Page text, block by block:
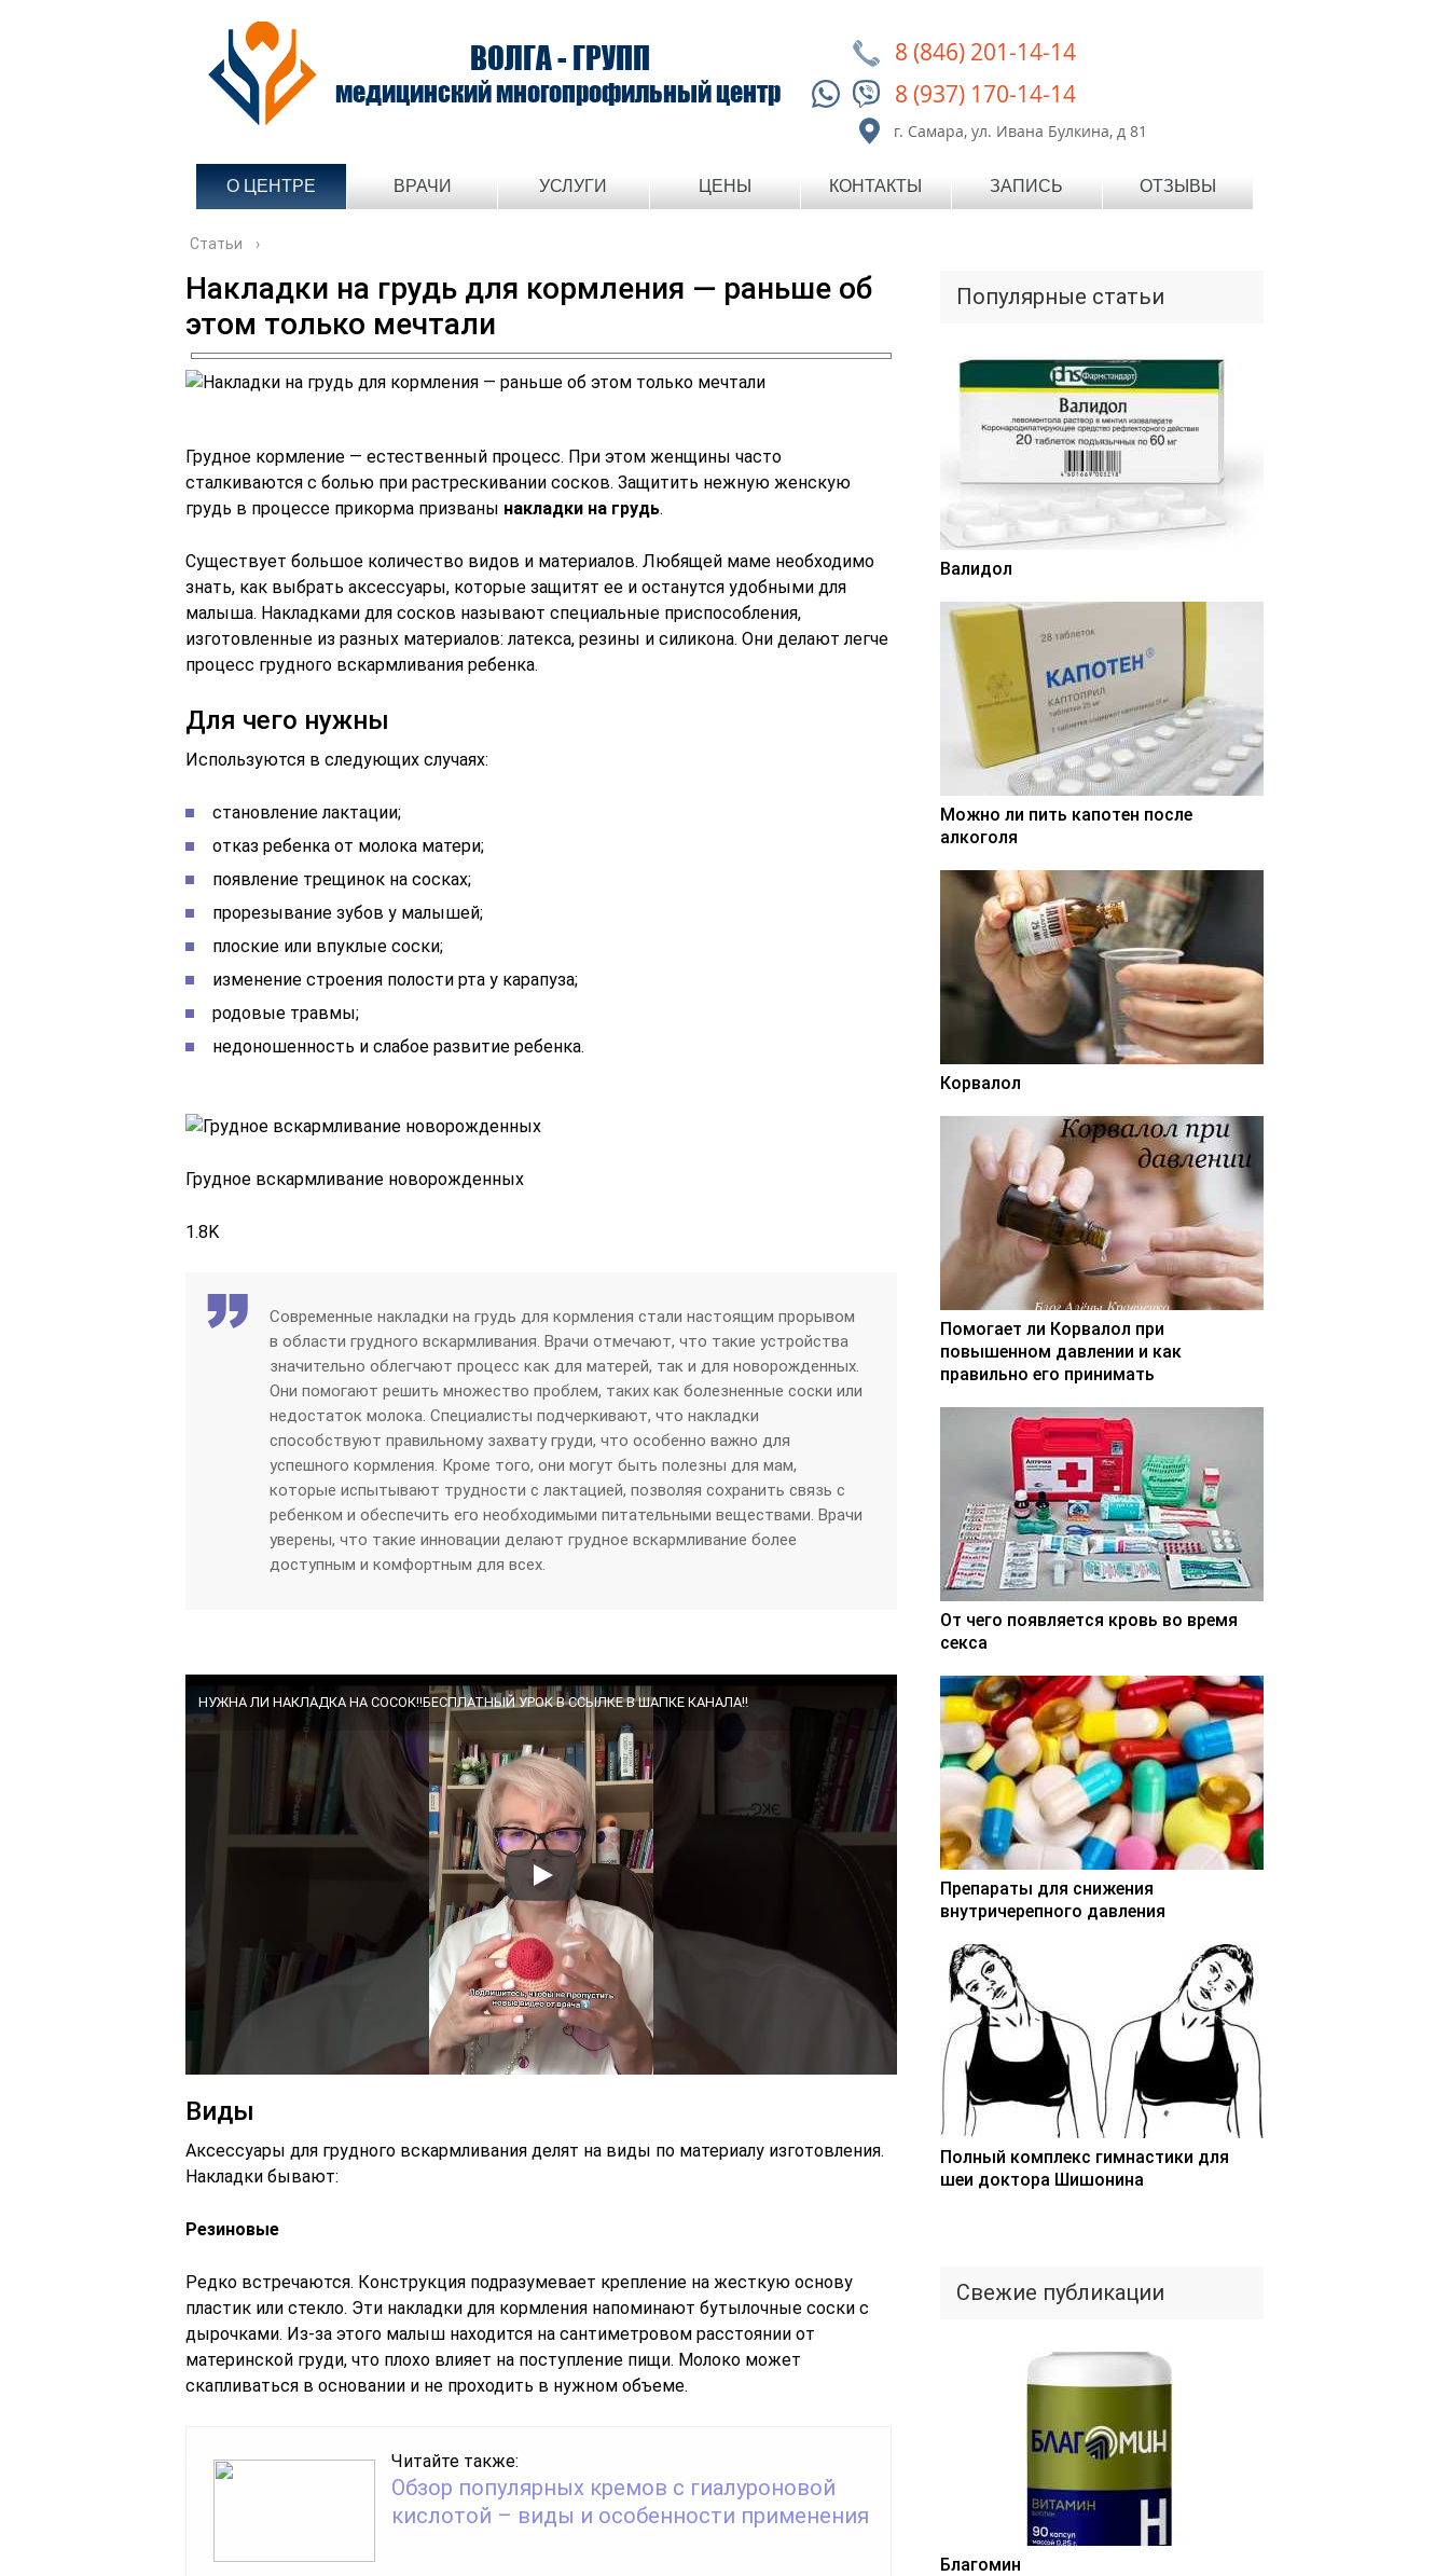
ВОЛГА - ГРУПП
медицинский многопрофильный центр
8 (846) 201-14-14
8 (937) 170-14-14
г. Самара, ул. Ивана Булкина, д 81
О ЦЕНТРЕ ВРАЧИ УСЛУГИ ЦЕНЫ КОНТАКТЫ ЗАПИСЬ ОТЗЫВЫ
Статьи ›
Накладки на грудь для кормления — раньше об
этом только мечтали
Грудное кормление ― естественный процесс. При этом женщины часто
сталкиваются с болью при растрескивании сосков. Защитить нежную женскую
грудь в процессе прикорма призваны накладки на грудь.
Существует большое количество видов и материалов. Любящей маме необходимо
знать, как выбрать аксессуары, которые защитят ее и останутся удобными для
малыша. Накладками для сосков называют специальные приспособления,
изготовленные из разных материалов: латекса, резины и силикона. Они делают легче
процесс грудного вскармливания ребенка.
Для чего нужны
Используются в следующих случаях:
становление лактации;
отказ ребенка от молока матери;
появление трещинок на сосках;
прорезывание зубов у малышей;
плоские или впуклые соски;
изменение строения полости рта у карапуза;
родовые травмы;
недоношенность и слабое развитие ребенка.
Грудное вскармливание новорожденных
1.8K
Современные накладки на грудь для кормления стали настоящим прорывом
в области грудного вскармливания. Врачи отмечают, что такие устройства
значительно облегчают процесс как для матерей, так и для новорожденных.
Они помогают решить множество проблем, таких как болезненные соски или
недостаток молока. Специалисты подчеркивают, что накладки
способствуют правильному захвату груди, что особенно важно для
успешного кормления. Кроме того, они могут быть полезны для мам,
которые испытывают трудности с лактацией, позволяя сохранить связь с
ребенком и обеспечить его необходимыми питательными веществами. Врачи
уверены, что такие инновации делают грудное вскармливание более
доступным и комфортным для всех.
НУЖНА ЛИ НАКЛАДКА НА СОСОК‼️БЕСПЛАТНЫЙ УРОК В ССЫЛКЕ В ШАПКЕ КАНАЛА‼️
Виды
Аксессуары для грудного вскармливания делят на виды по материалу изготовления.
Накладки бывают:
Резиновые
Редко встречаются. Конструкция подразумевает крепление на жесткую основу
пластик или стекло. Эти накладки для кормления напоминают бутылочные соски с
дырочками. Из-за этого малыш находится на сантиметровом расстоянии от
материнской груди, что плохо влияет на поступление пищи. Молоко может
скапливаться в основании и не проходить в нужном объеме.
Читайте также:
Обзор популярных кремов с гиалуроновой
кислотой – виды и особенности применения
Популярные статьи
Валидол
Можно ли пить капотен после
алкоголя
Корвалол
Помогает ли Корвалол при
повышенном давлении и как
правильно его принимать
От чего появляется кровь во время
секса
Препараты для снижения
внутричерепного давления
Полный комплекс гимнастики для
шеи доктора Шишонина
Свежие публикации
Благомин